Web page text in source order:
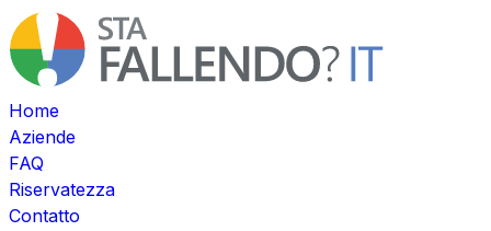
Home
Aziende
FAQ
Riservatezza
Contatto